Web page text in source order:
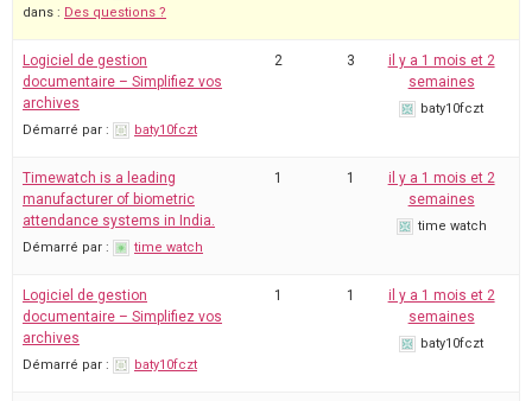
dans : Des questions ?
Logiciel de gestion
documentaire – Simplifiez vos
archives
Démarré par : baty10fczt
2 3
il y a 1 mois et 2
semaines
baty10fczt
Timewatch is a leading
manufacturer of biometric
attendance systems in India.
Démarré par : time watch
1 1
il y a 1 mois et 2
semaines
time watch
Logiciel de gestion
documentaire – Simplifiez vos
archives
Démarré par : baty10fczt
1 1
il y a 1 mois et 2
semaines
baty10fczt